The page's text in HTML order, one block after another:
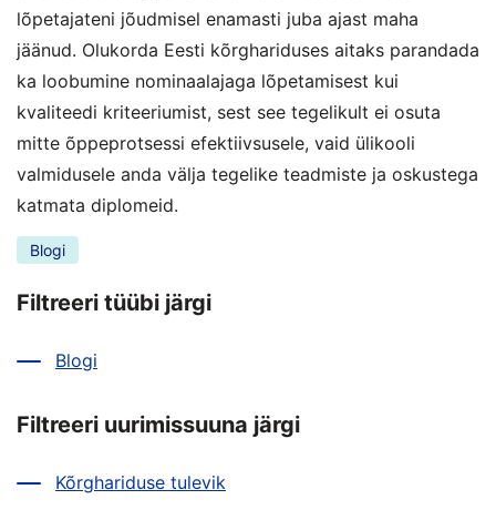
lõpetajateni jõudmisel enamasti juba ajast maha
jäänud. Olukorda Eesti kõrghariduses aitaks parandada
ka loobumine nominaalajaga lõpetamisest kui
kvaliteedi kriteeriumist, sest see tegelikult ei osuta
mitte õppeprotsessi efektiivsusele, vaid ülikooli
valmidusele anda välja tegelike teadmiste ja oskustega
katmata diplomeid.
Blogi
Filtreeri tüübi järgi
Blogi
Filtreeri uurimissuuna järgi
Kõrghariduse tulevik